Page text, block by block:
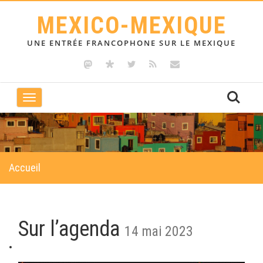
MEXICO-MEXIQUE
UNE ENTRÉE FRANCOPHONE SUR LE MEXIQUE
Toggle
navigation
Accueil
Sur l’agenda 14 mai 2023